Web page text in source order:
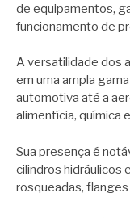
de equipamentos,
funcionamento de
A versatilidade dos
em uma ampla
automotiva até a
alimentícia, química
Sua presença é
cilindros hidráulicos
rosqueadas,